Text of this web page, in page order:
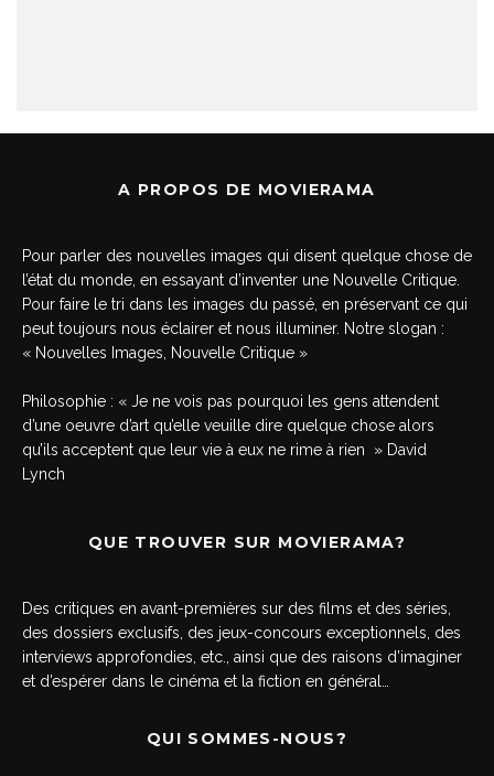
A PROPOS DE MOVIERAMA
Pour parler des nouvelles images qui disent quelque chose de
l’état du monde, en essayant d’inventer une Nouvelle Critique.
Pour faire le tri dans les images du passé, en préservant ce qui
peut toujours nous éclairer et nous illuminer. Notre slogan :
« Nouvelles Images, Nouvelle Critique »
Philosophie : « Je ne vois pas pourquoi les gens attendent
d’une oeuvre d’art qu’elle veuille dire quelque chose alors
qu’ils acceptent que leur vie à eux ne rime à rien » David
Lynch
QUE TROUVER SUR MOVIERAMA?
Des critiques en avant-premières sur des films et des séries,
des dossiers exclusifs, des jeux-concours exceptionnels, des
interviews approfondies, etc., ainsi que des raisons d’imaginer
et d’espérer dans le cinéma et la fiction en général…
QUI SOMMES-NOUS?